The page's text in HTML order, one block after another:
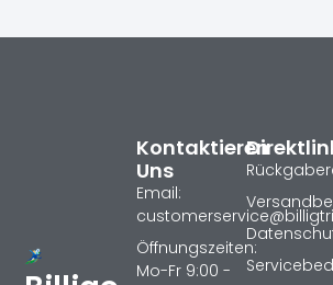
Kontaktieren
Uns
Email:
Öffnungszeiten:
Mo-Fr 9:00 -